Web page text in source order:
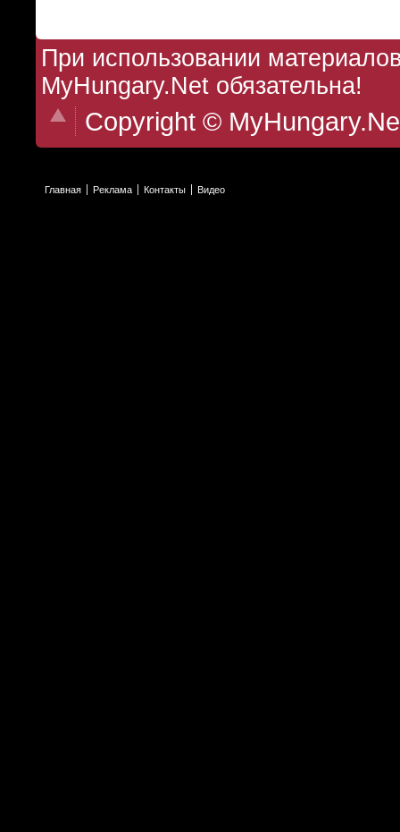
При использовании
MyHungary.Net обязательна!
Copyright ©
Главная Реклама Контакты Видео